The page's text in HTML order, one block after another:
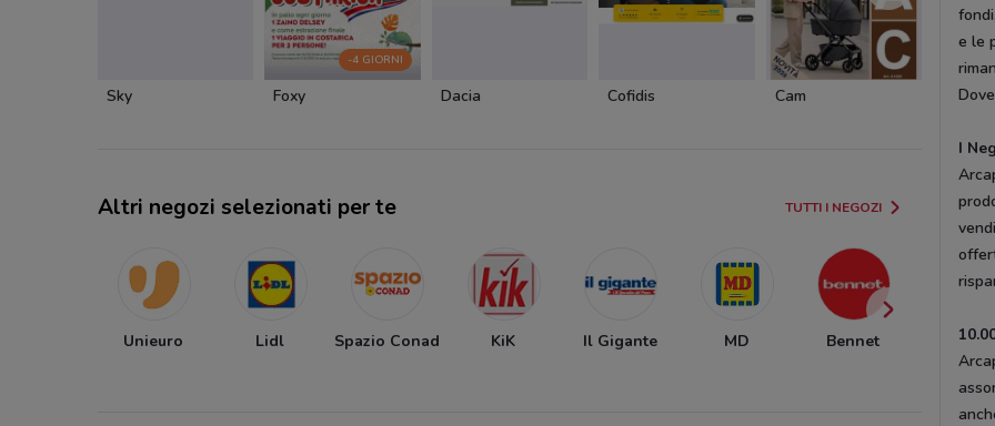
Sky
-4 GIORNI
Foxy Dacia Cofidis Cam Cam
Altri negozi selezionati per te TUTTI I NEGOZI
Unieuro Lidl Spazio Conad KiK Il Gigante MD Bennet
e le
I